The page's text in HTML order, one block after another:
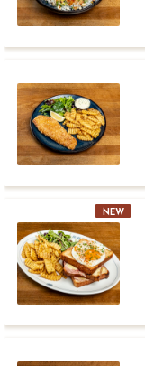
NEW